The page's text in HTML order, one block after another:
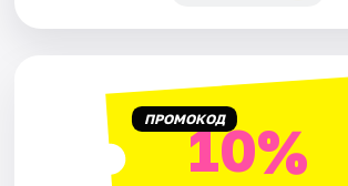
ПРОМОКОД10%